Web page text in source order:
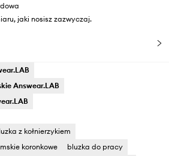
jaki nosisz zazwyczaj.
Answear.LAB
z kołnierzykiem
koronkowe
bluzka do pracy